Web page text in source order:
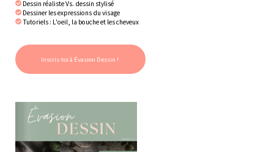
Dessin réaliste Vs. dessin stylisé
Dessiner les expressions du visage
Tutoriels : L'oeil, la bouche et les cheveux
Inscris-toi à Évasion Dessin !